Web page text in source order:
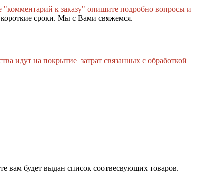
"комментарий к заказу" опишите подробно вопросы и
сроки. Мы с Вами свяжемся.
идут на покрытие затрат связанных с обработкой
вам будет выдан список соотвесвующих товаров.